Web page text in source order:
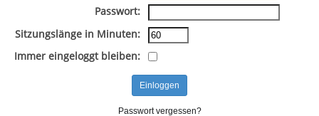
Passwort:
Sitzungslänge in Minuten:
Immer eingeloggt bleiben:
Passwort vergessen?